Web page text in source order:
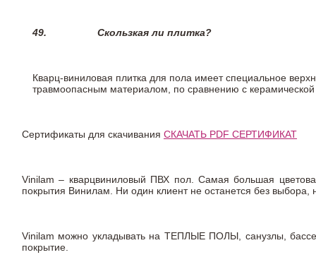
49. Скользкая ли плитка?
Кварц-виниловая плитка для пола имеет специальное
травмоопасным материалом, по сравнению с
Сертификаты для скачивания СКАЧАТЬ PDF СЕРТИФИКАТ
Vinilam – кварцвиниловый ПВХ пол. Самая большая
покрытия Винилам. Ни один клиент не останется без
Vinilam можно укладывать на ТЕПЛЫЕ ПОЛЫ, санузлы,
покрытие.